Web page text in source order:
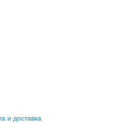
и доставка